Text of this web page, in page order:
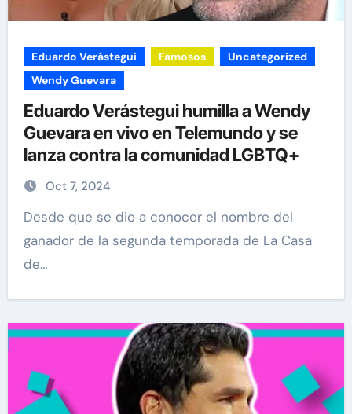
Eduardo Verástegui Famosos
Uncategorized
Wendy Guevara
Eduardo Verástegui humilla a Wendy
Guevara en vivo en Telemundo y se
lanza contra la comunidad LGBTQ+
Oct 7, 2024
Desde que se dio a conocer el nombre del
ganador de la segunda temporada de La Casa
de…